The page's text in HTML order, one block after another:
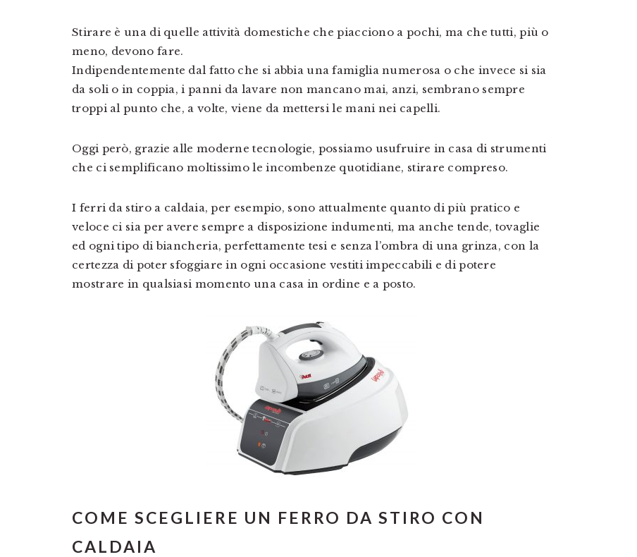
Stirare è una di quelle attività domestiche che piacciono a pochi, ma che tutti, più o
meno, devono fare.
Indipendentemente dal fatto che si abbia una famiglia numerosa o che invece si sia
da soli o in coppia, i panni da lavare non mancano mai, anzi, sembrano sempre
troppi al punto che, a volte, viene da mettersi le mani nei capelli.
Oggi però, grazie alle moderne tecnologie, possiamo usufruire in casa di strumenti
che ci semplificano moltissimo le incombenze quotidiane, stirare compreso.
I ferri da stiro a caldaia, per esempio, sono attualmente quanto di più pratico e
veloce ci sia per avere sempre a disposizione indumenti, ma anche tende, tovaglie
ed ogni tipo di biancheria, perfettamente tesi e senza l’ombra di una grinza, con la
certezza di poter sfoggiare in ogni occasione vestiti impeccabili e di potere
mostrare in qualsiasi momento una casa in ordine e a posto.
COME SCEGLIERE UN FERRO DA STIRO CON
CALDAIA